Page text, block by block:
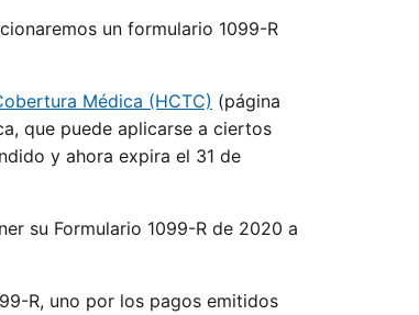
un formulario 1099-R
Médica (HCTC) (página
que puede aplicarse a ciertos
y ahora expira el 31 de
su Formulario 1099-R de 2020 a
R, uno por los pagos emitidos